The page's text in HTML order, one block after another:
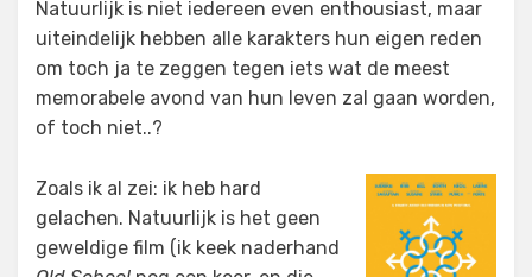
Natuurlijk is niet iedereen even enthousiast, maar
uiteindelijk hebben alle karakters hun eigen reden
om toch ja te zeggen tegen iets wat de meest
memorabele avond van hun leven zal gaan worden,
of toch niet..?
Zoals ik al zei: ik heb hard
gelachen. Natuurlijk is het geen
geweldige film (ik keek naderhand